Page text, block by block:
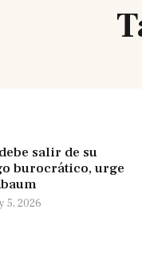
salir de su
burocrático, urge
5, 2026